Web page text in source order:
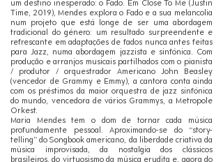
um destino inesperado: o Fado. Em Close To Me (Justin
Time, 2019), Mendes explora o Fado e a sua melancolia
num projeto que está longe de ser uma abordagem
tradicional do género: um resultado surpreendente e
refrescante em adaptações de fados nunca antes feitas
para Jazz, numa abordagem jazzista e sinfónica. Com
produção e arranjos musicais partilhados com o pianista
/ produtor / orquestrador Americano John Beasley
(vencedor de Grammy e Emmy), a cantora conta ainda
com os préstimos da maior orquestra de jazz sinfónica
do mundo, vencedora de vários Grammys, a Metropole
Orkest.
Maria Mendes tem o dom de tornar cada música
profundamente pessoal. Aproximando-se do “story-
telling” do Songbook americano, da liberdade criativa da
música improvisada, da nostalgia dos clássicos
brasileiros, do virtuosismo da música erudita e, agora do